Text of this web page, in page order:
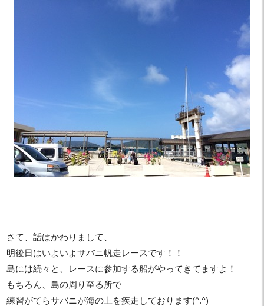
さて、話はかわりまして、
明後日はいよいよサバニ帆走レースです！！
島には続々と、レースに参加する船がやってきてますよ！
もちろん、島の周り至る所で
練習がてらサバニが海の上を疾走しております(^.^)